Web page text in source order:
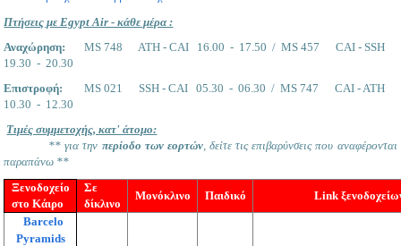
Πτήσεις με Egypt Air - κάθε μέρα :
Αναχώρηση: MS 748 ATH - CAI 16.00 - 17.50 / MS 457 CAI - SSH
19.30 - 20.30
Επιστροφή: MS 021 SSH - CAI 05.30 - 06.30 / MS 747 CAI - ATH
10.30 - 12.30
Tιμές συμμετοχής, κατ' άτομο:
** για την περίοδο των εορτών, δείτε τις επιβαρύνσεις που αναφέρονται
παραπάνω **
Ξενοδοχείο
στο Κάιρο
Σε
δίκλινο
Μονόκλινο Παιδικό
Link
Barcelo
Pyramids